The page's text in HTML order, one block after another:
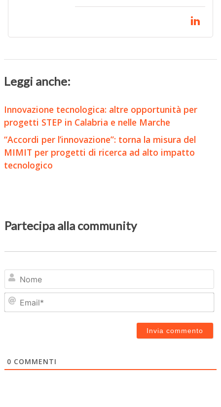
Leggi anche:
Innovazione tecnologica: altre opportunità per
progetti STEP in Calabria e nelle Marche
“Accordi per l’innovazione”: torna la misura del
MIMIT per progetti di ricerca ad alto impatto
tecnologico
Partecipa alla community
0 COMMENTI